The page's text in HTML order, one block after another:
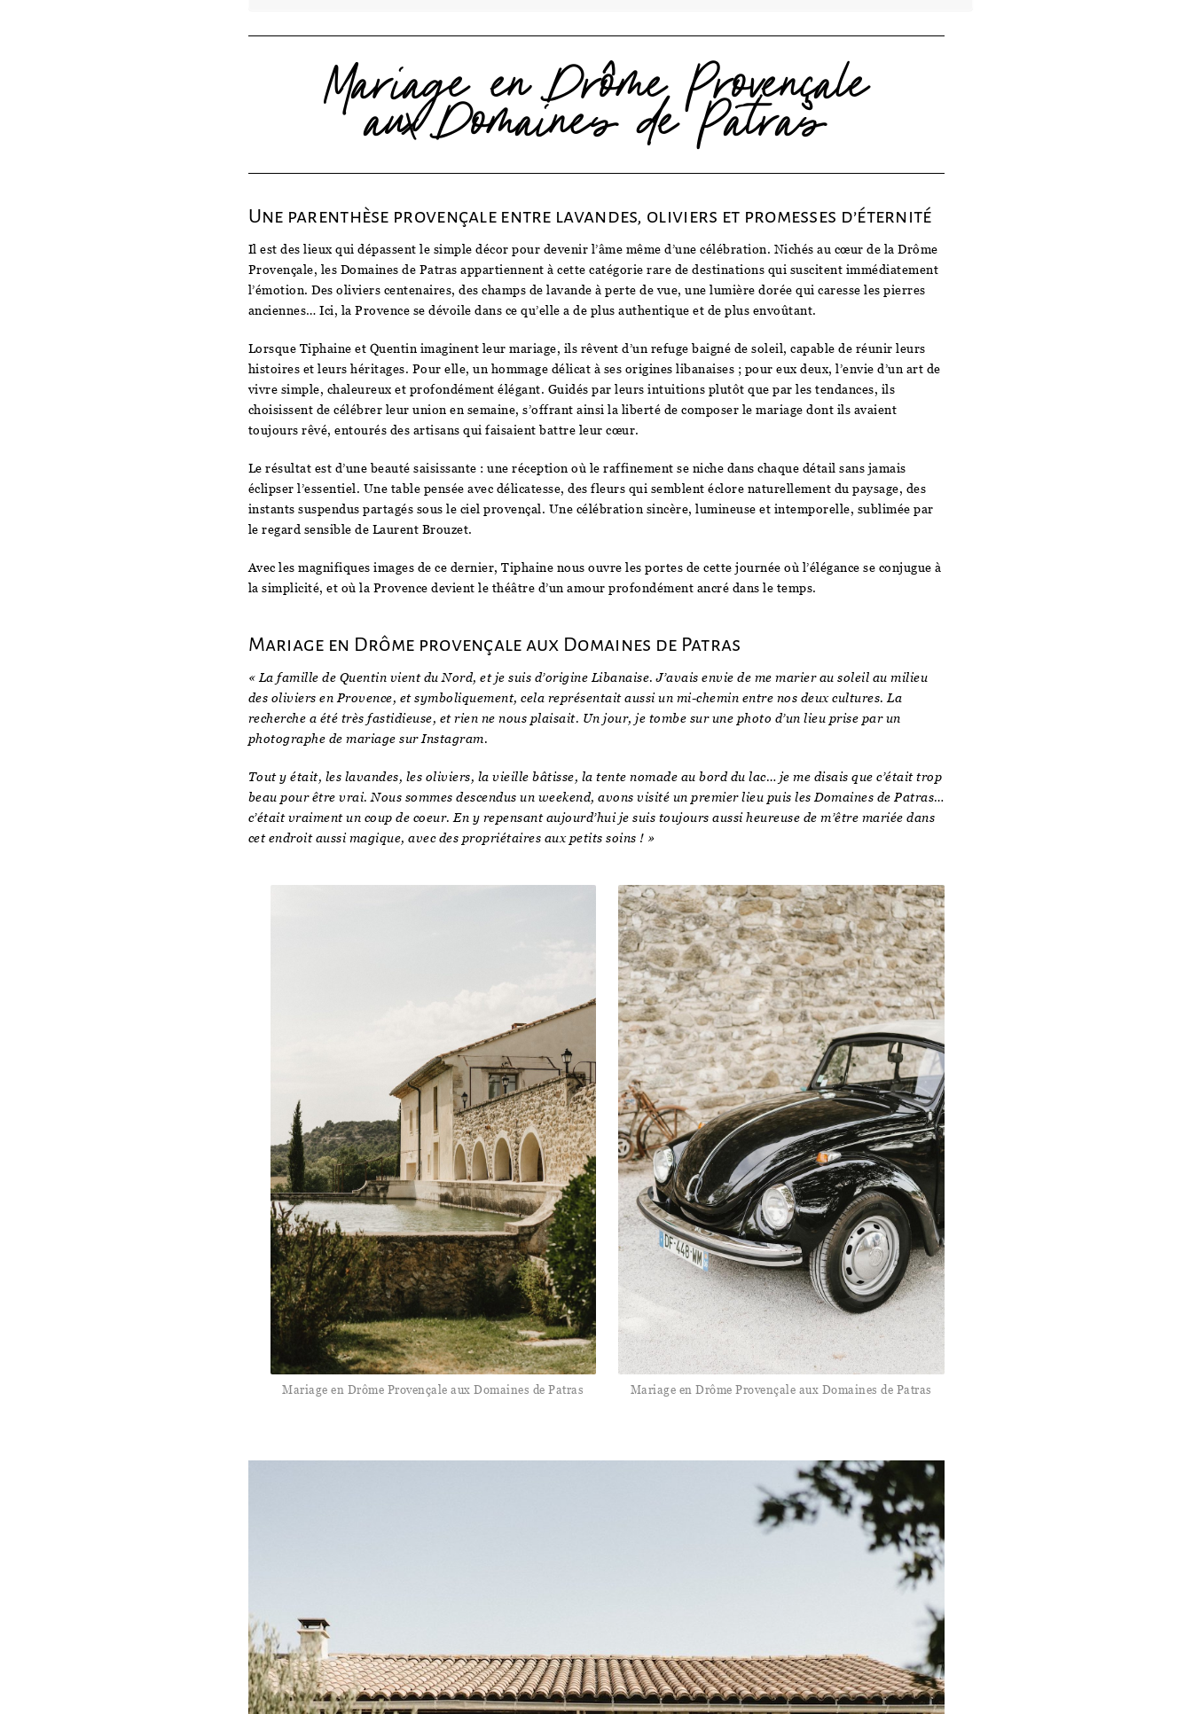
Mariage en Drôme Provençale
aux Domaines de Patras
Une parenthèse provençale entre lavandes, oliviers et promesses d’éternité
Il est des lieux qui dépassent le simple décor pour devenir l’âme même d’une célébration. Nichés au cœur de la Drôme
Provençale, les Domaines de Patras appartiennent à cette catégorie rare de destinations qui suscitent immédiatement
l’émotion. Des oliviers centenaires, des champs de lavande à perte de vue, une lumière dorée qui caresse les pierres
anciennes… Ici, la Provence se dévoile dans ce qu’elle a de plus authentique et de plus envoûtant.
Lorsque Tiphaine et Quentin imaginent leur mariage, ils rêvent d’un refuge baigné de soleil, capable de réunir leurs
histoires et leurs héritages. Pour elle, un hommage délicat à ses origines libanaises ; pour eux deux, l’envie d’un art de
vivre simple, chaleureux et profondément élégant. Guidés par leurs intuitions plutôt que par les tendances, ils
choisissent de célébrer leur union en semaine, s’offrant ainsi la liberté de composer le mariage dont ils avaient
toujours rêvé, entourés des artisans qui faisaient battre leur cœur.
Le résultat est d’une beauté saisissante : une réception où le raffinement se niche dans chaque détail sans jamais
éclipser l’essentiel. Une table pensée avec délicatesse, des fleurs qui semblent éclore naturellement du paysage, des
instants suspendus partagés sous le ciel provençal. Une célébration sincère, lumineuse et intemporelle, sublimée par
le regard sensible de Laurent Brouzet.
Avec les magnifiques images de ce dernier, Tiphaine nous ouvre les portes de cette journée où l’élégance se conjugue à
la simplicité, et où la Provence devient le théâtre d’un amour profondément ancré dans le temps.
Mariage en Drôme provençale aux Domaines de Patras
« La famille de Quentin vient du Nord, et je suis d’origine Libanaise. J’avais envie de me marier au soleil au milieu
des oliviers en Provence, et symboliquement, cela représentait aussi un mi-chemin entre nos deux cultures. La
recherche a été très fastidieuse, et rien ne nous plaisait. Un jour, je tombe sur une photo d’un lieu prise par un
photographe de mariage sur Instagram.
Tout y était, les lavandes, les oliviers, la vieille bâtisse, la tente nomade au bord du lac… je me disais que c’était trop
beau pour être vrai. Nous sommes descendus un weekend, avons visité un premier lieu puis les Domaines de Patras…
c’était vraiment un coup de coeur. En y repensant aujourd’hui je suis toujours aussi heureuse de m’être mariée dans
cet endroit aussi magique, avec des propriétaires aux petits soins ! »
Mariage en Drôme Provençale aux Domaines de Patras Mariage en Drôme Provençale aux Domaines de Patras